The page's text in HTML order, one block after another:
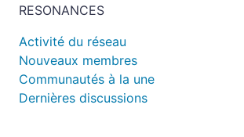
RESONANCES
Activité du réseau
Nouveaux membres
Communautés à la une
Dernières discussions